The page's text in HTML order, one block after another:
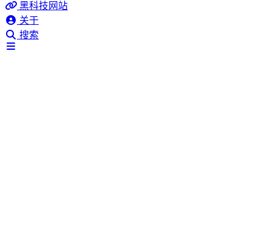
黑科技网站
关于
搜索